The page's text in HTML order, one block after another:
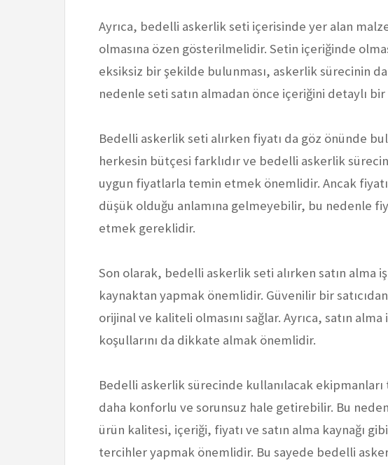
Ayrıca, bedelli askerlik seti içerisinde yer alan
olmasına özen gösterilmelidir. Setin içeriğinde
eksiksiz bir şekilde bulunması, askerlik sürecinin
nedenle seti satın almadan önce içeriğini detaylı
Bedelli askerlik seti alırken fiyatı da göz önünde
herkesin bütçesi farklıdır ve bedelli askerlik
uygun fiyatlarla temin etmek önemlidir. Ancak
düşük olduğu anlamına gelmeyebilir, bu nedenle
etmek gereklidir.
Son olarak, bedelli askerlik seti alırken satın alma
kaynaktan yapmak önemlidir. Güvenilir bir
orijinal ve kaliteli olmasını sağlar. Ayrıca, satın
koşullarını da dikkate almak önemlidir.
Bedelli askerlik sürecinde kullanılacak
daha konforlu ve sorunsuz hale getirebilir. Bu
ürün kalitesi, içeriği, fiyatı ve satın alma kaynağı
tercihler yapmak önemlidir. Bu sayede bedelli